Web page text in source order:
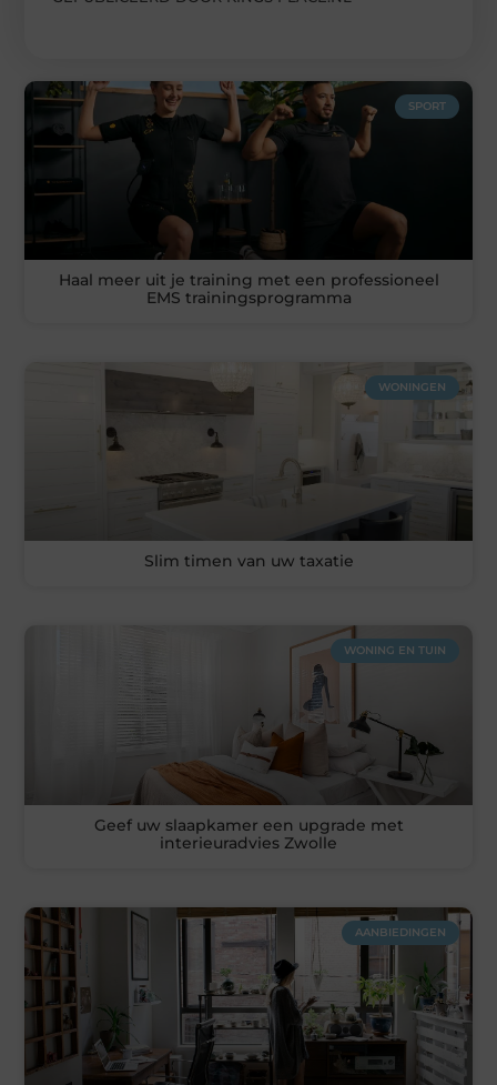
SPORT
Haal meer uit je training met een professioneel
EMS trainingsprogramma
WONINGEN
Slim timen van uw taxatie
WONING EN TUIN
Geef uw slaapkamer een upgrade met
interieuradvies Zwolle
AANBIEDINGEN